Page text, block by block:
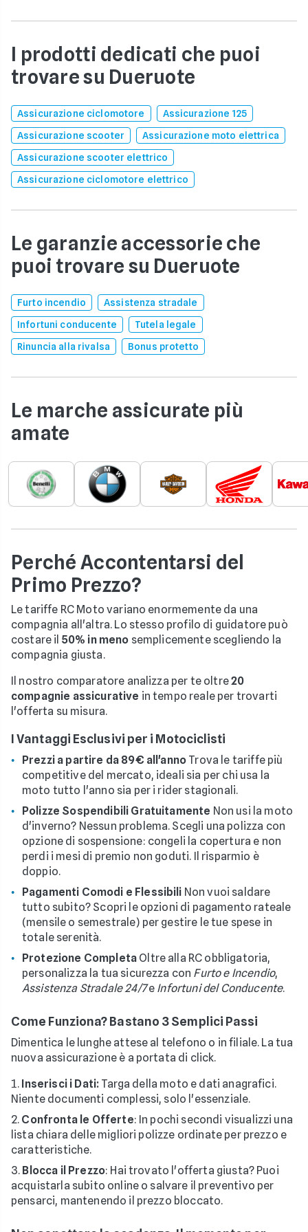
I prodotti dedicati che puoi
trovare su Dueruote
Assicurazione ciclomotore
Assicurazione 125
Assicurazione scooter
Assicurazione moto elettrica
Assicurazione scooter elettrico
Assicurazione ciclomotore elettrico
Le garanzie accessorie che
puoi trovare su Dueruote
Furto incendio
Assistenza stradale
Infortuni conducente
Tutela legale
Rinuncia alla rivalsa
Bonus protetto
Le marche assicurate più
amate
Perché Accontentarsi del
Primo Prezzo?
Le tariffe RC Moto variano enormemente da una
compagnia all'altra. Lo stesso profilo di guidatore può
costare il 50% in meno semplicemente scegliendo la
compagnia giusta.
Il nostro comparatore analizza per te oltre20
compagnie assicurative in tempo reale per trovarti
l'offerta su misura.
I Vantaggi Esclusivi per i Motociclisti
Prezzi a partire da 89€ all'anno Trova le tariffe più
competitive del mercato, ideali sia per chi usa la
moto tutto l'anno sia per i rider stagionali.
Polizze Sospendibili Gratuitamente Non usi la moto
d'inverno? Nessun problema. Scegli una polizza con
opzione di sospensione: congeli la copertura e non
perdi i mesi di premio non goduti. Il risparmio è
doppio.
Pagamenti Comodi e Flessibili Non vuoi saldare
tutto subito? Scopri le opzioni di pagamento rateale
(mensile o semestrale) per gestire le tue spese in
totale serenità.
Protezione Completa Oltre alla RC obbligatoria,
personalizza la tua sicurezza con Furto e Incendio,
Assistenza Stradale 24/7e Infortuni del Conducente.
Come Funziona? Bastano 3 Semplici Passi
Dimentica le lunghe attese al telefono o in filiale. La tua
nuova assicurazione è a portata di click.
Inserisci i Dati: Targa della moto e dati anagrafici.
Niente documenti complessi, solo l'essenziale.
Confronta le Offerte: In pochi secondi visualizzi una
lista chiara delle migliori polizze ordinate per prezzo e
caratteristiche.
Blocca il Prezzo: Hai trovato l'offerta giusta? Puoi
acquistarla subito online o salvare il preventivo per
pensarci, mantenendo il prezzo bloccato.